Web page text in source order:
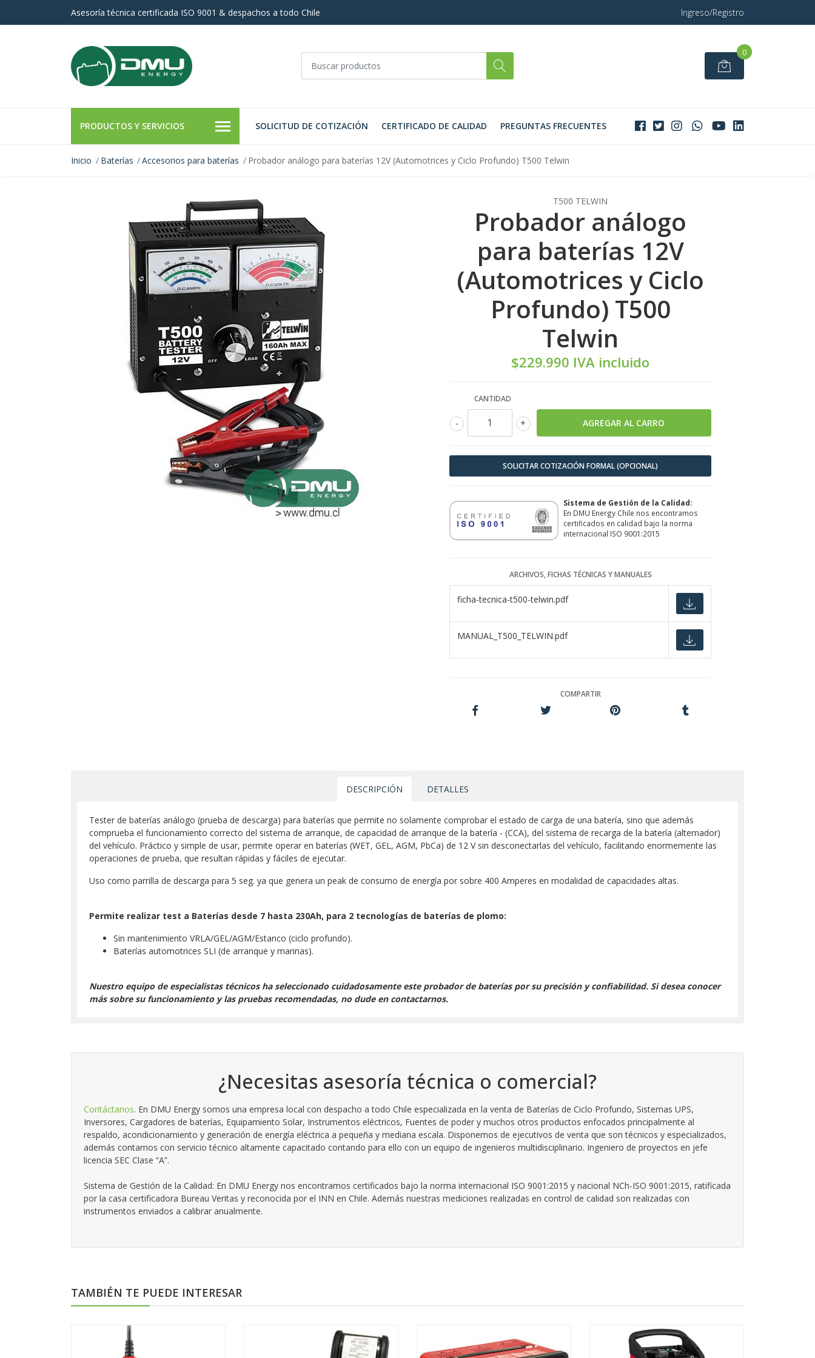
Asesoría técnica certificada ISO 9001 & despachos a todo Chile Ingreso/Registro
0
PRODUCTOS Y SERVICIOS SOLICITUD DE COTIZACIÓN CERTIFICADO DE CALIDAD PREGUNTAS FRECUENTES
Inicio Baterías Accesorios para baterías Probador análogo para baterías 12V (Automotrices y Ciclo Profundo) T500 Telwin
T500 TELWIN
Probador análogo
para baterías 12V
(Automotrices y Ciclo
Profundo) T500
Telwin
$229.990 IVA incluido
CANTIDAD
+
-
SOLICITAR COTIZACIÓN FORMAL (OPCIONAL)
Sistema de Gestión de la Calidad:
En DMU Energy Chile nos encontramos
certificados en calidad bajo la norma
internacional ISO 9001:2015
ARCHIVOS, FICHAS TÉCNICAS Y MANUALES
ficha-tecnica-t500-telwin.pdf
MANUAL_T500_TELWIN.pdf
COMPARTIR
DESCRIPCIÓN DETALLES
Tester de baterías análogo (prueba de descarga) para baterías que permite no solamente comprobar el estado de carga de una batería, sino que además
comprueba el funcionamiento correcto del sistema de arranque, de capacidad de arranque de la batería - (CCA), del sistema de recarga de la batería (alternador)
del vehículo. Práctico y simple de usar, permite operar en baterías (WET, GEL, AGM, PbCa) de 12 V sin desconectarlas del vehículo, facilitando enormemente las
operaciones de prueba, que resultan rápidas y fáciles de ejecutar.
Uso como parrilla de descarga para 5 seg. ya que genera un peak de consumo de energía por sobre 400 Amperes en modalidad de capacidades altas.
Permite realizar test a Baterías desde 7 hasta 230Ah, para 2 tecnologías de baterías de plomo:
Sin mantenimiento VRLA/GEL/AGM/Estanco (ciclo profundo).
Baterías automotrices SLI (de arranque y marinas).
Nuestro equipo de especialistas técnicos ha seleccionado cuidadosamente este probador de baterías por su precisión y confiabilidad. Si desea conocer
más sobre su funcionamiento y las pruebas recomendadas, no dude en contactarnos.
¿Necesitas asesoría técnica o comercial?
Contáctanos. En DMU Energy somos una empresa local con despacho a todo Chile especializada en la venta de Baterías de Ciclo Profundo, Sistemas UPS,
Inversores, Cargadores de baterías, Equipamiento Solar, Instrumentos eléctricos, Fuentes de poder y muchos otros productos enfocados principalmente al
respaldo, acondicionamiento y generación de energía eléctrica a pequeña y mediana escala. Disponemos de ejecutivos de venta que son técnicos y especializados,
además contamos con servicio técnico altamente capacitado contando para ello con un equipo de ingenieros multidisciplinario. Ingeniero de proyectos en jefe
licencia SEC Clase “A”.
Sistema de Gestión de la Calidad: En DMU Energy nos encontramos certificados bajo la norma internacional ISO 9001:2015 y nacional NCh-ISO 9001:2015, ratificada
por la casa certificadora Bureau Veritas y reconocida por el INN en Chile. Además nuestras mediciones realizadas en control de calidad son realizadas con
instrumentos enviados a calibrar anualmente.
TAMBIÉN TE PUEDE INTERESAR